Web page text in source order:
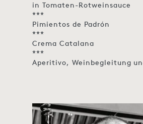
in Tomaten-Rotweinsauce
***
Pimientos de Padrón
***
Crema Catalana
***
Aperitivo, Weinbegleitung